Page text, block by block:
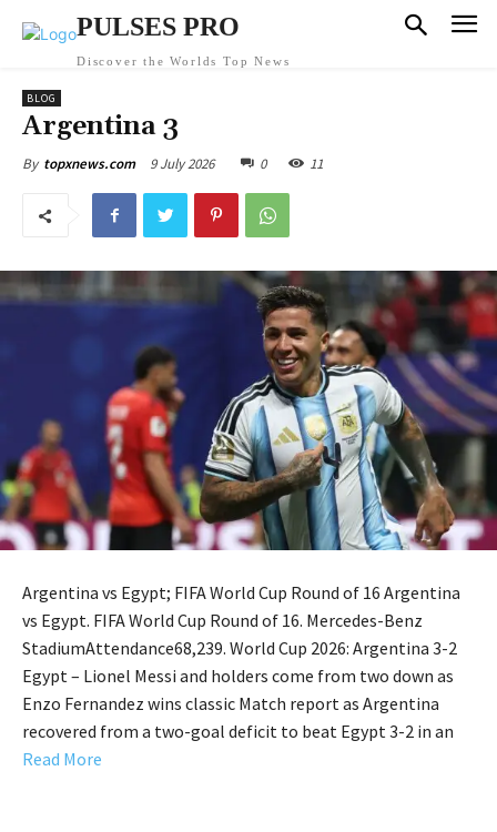
PULSES PRO
Discover the Worlds Top News
BLOG
Argentina 3
By topxnews.com 9 July 2026 0 11
Argentina vs Egypt; FIFA World Cup Round of 16 Argentina
vs Egypt. FIFA World Cup Round of 16. Mercedes-Benz
StadiumAttendance68,239. World Cup 2026: Argentina 3-2
Egypt – Lionel Messi and holders come from two down as
Enzo Fernandez wins classic Match report as Argentina
recovered from a two-goal deficit to beat Egypt 3-2 in an
Read More